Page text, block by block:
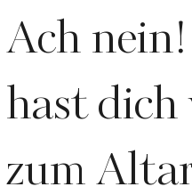
Ach nein!
hast
zum